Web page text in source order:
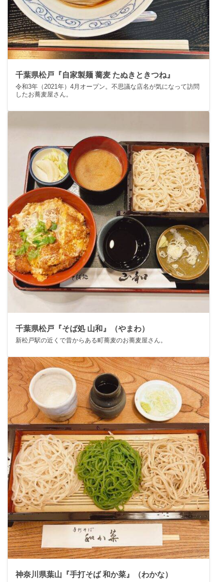
千葉県松戸『自家製麺 蕎麦 たぬきときつね』
令和3年（2021年）4月オープン。不思議な店名が気になって訪問
したお蕎麦屋さん。
千葉県松戸『そば処 山和』（やまわ）
新松戸駅の近くで昔からある町蕎麦のお蕎麦屋さん。
神奈川県葉山『手打そば 和か菜』（わかな）